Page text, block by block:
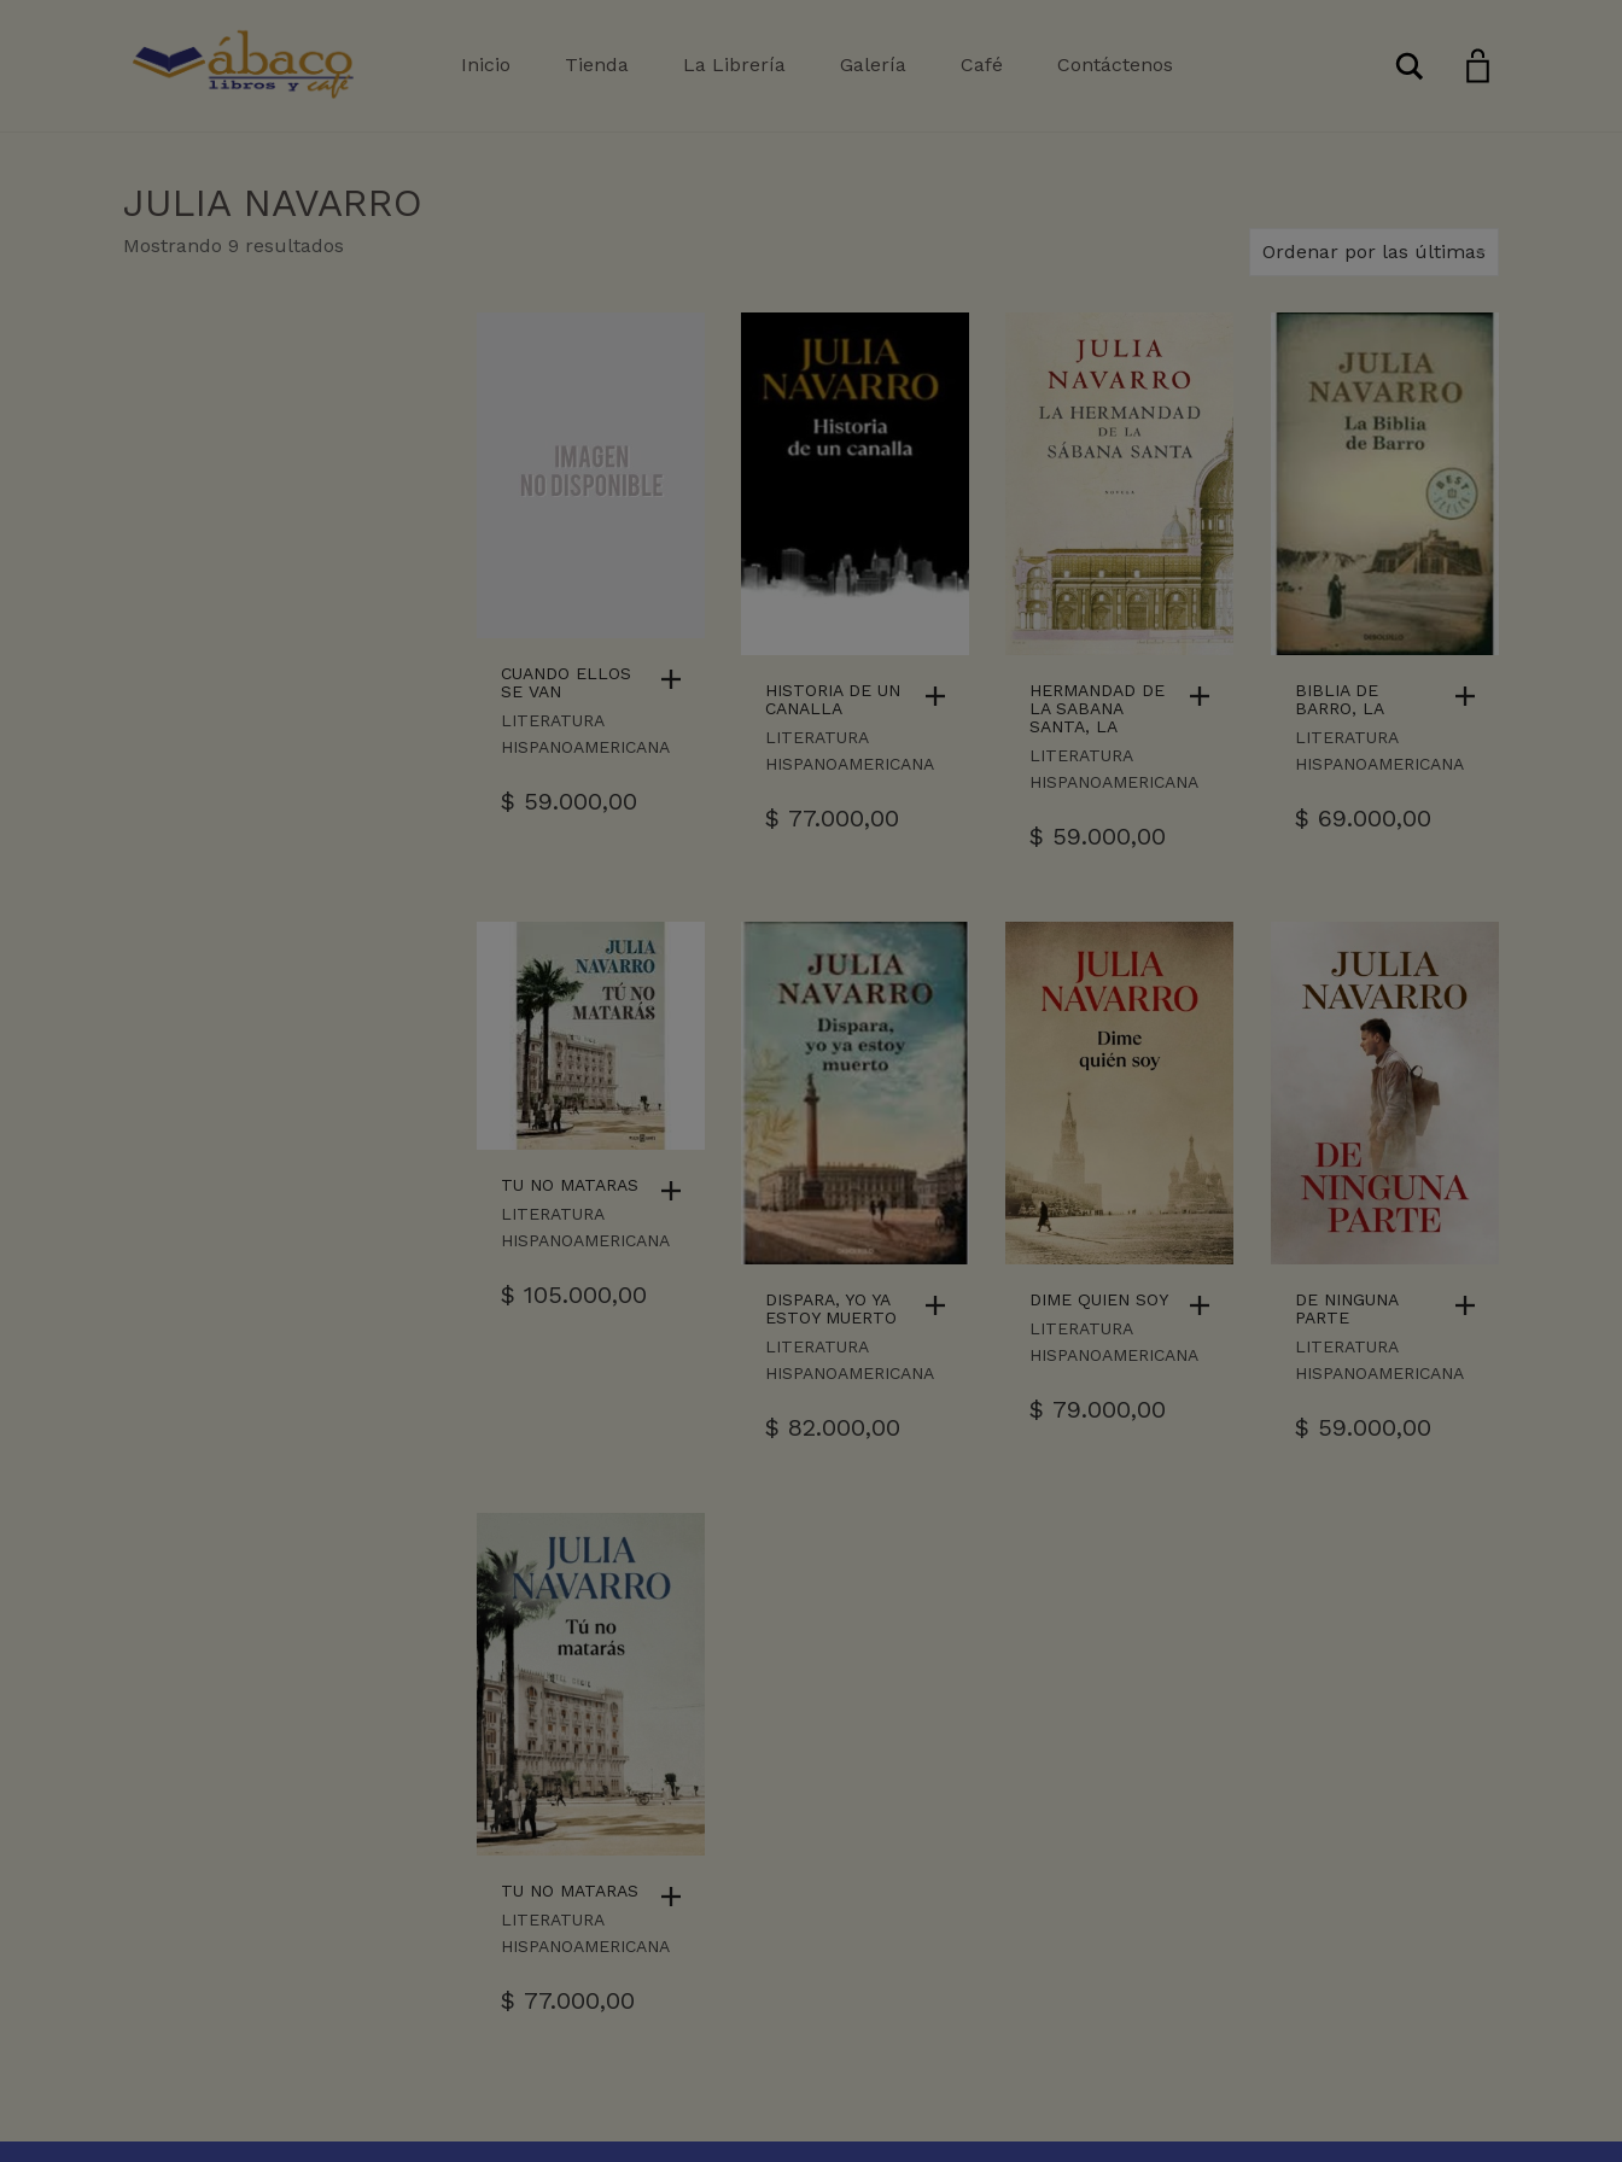
Inicio Tienda La Librería Galería Café Contáctenos Buscar
JULIA NAVARRO
Mostrando 9 resultados Ordenar por las últimas
CUANDO ELLOS
SE VAN
LITERATURA
HISPANOAMERICANA
$ 59.000,00
HISTORIA DE UN
CANALLA
LITERATURA
HISPANOAMERICANA
$ 77.000,00
HERMANDAD DE
LA SABANA
SANTA, LA
LITERATURA
HISPANOAMERICANA
$ 59.000,00
BIBLIA DE
BARRO, LA
LITERATURA
HISPANOAMERICANA
$ 69.000,00
TU NO MATARAS
LITERATURA
HISPANOAMERICANA
$ 105.000,00
DISPARA, YO YA
ESTOY MUERTO
LITERATURA
HISPANOAMERICANA
$ 82.000,00
DIME QUIEN SOY
LITERATURA
HISPANOAMERICANA
$ 79.000,00
DE NINGUNA
PARTE
LITERATURA
HISPANOAMERICANA
$ 59.000,00
TU NO MATARAS
LITERATURA
HISPANOAMERICANA
$ 77.000,00